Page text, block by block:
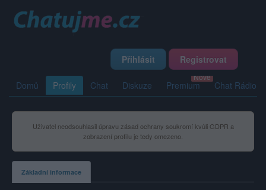
Přihlásit Registrovat
Domů Profily Chat Diskuze Premium Chat Rádio
Uživatel neodsouhlasil úpravu zásad ochrany soukromí kvůli GDPR a
zobrazení profilu je tedy omezeno.
Základní informace